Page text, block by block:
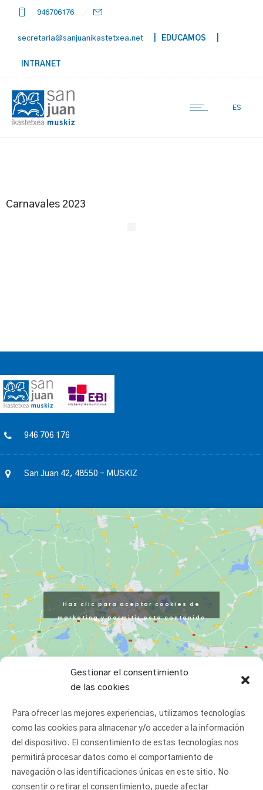
Gestionar el consentimiento
de las cookies
Para ofrecer las mejores experiencias, utilizamos tecnologías
como las cookies para almacenar y/o acceder a la información
del dispositivo. El consentimiento de estas tecnologías nos
permitirá procesar datos como el comportamiento de
navegación o las identificaciones únicas en este sitio. No
consentir o retirar el consentimiento, puede afectar
946706176
secretaria@sanjuanikastetxea.net | EDUCAMOS
INTRANET
ES
Carnavales 2023
946 706 176
San Juan 42, 48550 – MUSKIZ
Haz clic para aceptar cookies de
marketing y permitir este contenido